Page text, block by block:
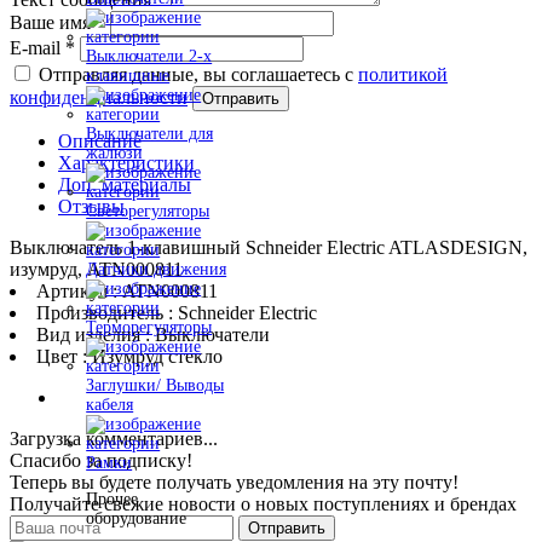
Выключатели 2-х
клавишные
Выключатели для
жалюзи
Светорегуляторы
Датчики движения
Терморегуляторы
Заглушки/ Выводы
кабеля
Рамки
Прочее
оборудование
Ваше имя*
E-mail *
Отправляя данные, вы соглашаетесь с политикой
конфиденциальности
Отправить
Описание
Характеристики
Доп. материалы
Отзывы
Выключатель 1-клавишный Schneider Electric ATLASDESIGN,
изумруд, ATN000811
Артикул : ATN000811
Производитель : Schneider Electric
Вид изделия : Выключатели
Цвет : Изумруд стекло
Загрузка комментариев...
Спасибо за подписку!
Теперь вы будете получать уведомления на эту почту!
Получайте свежие новости о новых поступлениях и брендах
Отправить